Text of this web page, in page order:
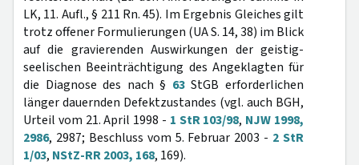
LK, 11. Aufl., § 211 Rn. 45). Im Ergebnis Gleiches gilt
trotz offener Formulierungen (UA S. 14, 38) im Blick
auf die gravierenden Auswirkungen der geistig-
seelischen Beeinträchtigung des Angeklagten für
die Diagnose des nach § 63StGB erforderlichen
länger dauernden Defektzustandes (vgl. auch BGH,
Urteil vom 21. April 1998 - 1 StR 103/98, NJW 1998,
2986, 2987; Beschluss vom 5. Februar 2003 - 2 StR
1/03, NStZ-RR 2003, 168, 169).